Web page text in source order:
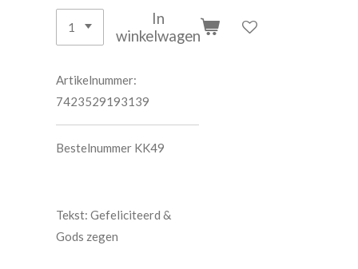
In
winkelwagen
Artikelnummer:
7423529193139
Bestelnummer KK49
Tekst: Gefeliciteerd &
Gods zegen